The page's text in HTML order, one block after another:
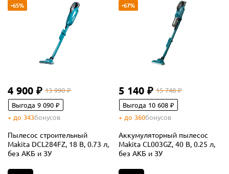
-65%
4 900 ₽ 13 990 ₽
Выгода 9 090 ₽
+ до 343бонусов
Пылесос строительный
Makita DCL284FZ, 18 В, 0.73 л,
без АКБ и ЗУ
-67%
5 140 ₽ 15 748 ₽
Выгода 10 608 ₽
+ до 360бонусов
Аккумуляторный пылесос
Makita CL003GZ, 40 В, 0.25 л,
без АКБ и ЗУ